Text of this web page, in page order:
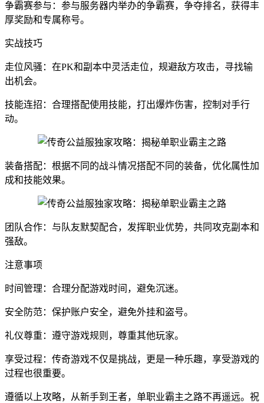
争霸赛参与：参与服务器内举办的争霸赛，争夺排名，获得丰
厚奖励和专属称号。
实战技巧
走位风骚：在PK和副本中灵活走位，规避敌方攻击，寻找输
出机会。
技能连招：合理搭配使用技能，打出爆炸伤害，控制对手行
动。
装备搭配：根据不同的战斗情况搭配不同的装备，优化属性加
成和技能效果。
团队合作：与队友默契配合，发挥职业优势，共同攻克副本和
强敌。
注意事项
时间管理：合理分配游戏时间，避免沉迷。
安全防范：保护账户安全，避免外挂和盗号。
礼仪尊重：遵守游戏规则，尊重其他玩家。
享受过程：传奇游戏不仅是挑战，更是一种乐趣，享受游戏的
过程也很重要。
遵循以上攻略，从新手到王者，单职业霸主之路不再遥远。祝